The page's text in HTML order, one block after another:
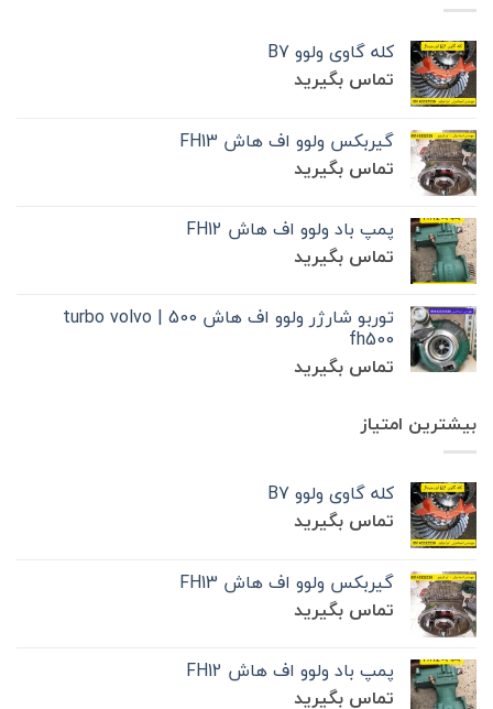
کله گاوی ولوو B7
تماس بگیرید
گیربکس ولوو اف هاش FH13
تماس بگیرید
پمپ باد ولوو اف هاش FH12
تماس بگیرید
توربو شارژر ولوو اف هاش 500 | turbo volvo
fh500
تماس بگیرید
بیشترین امتیاز
کله گاوی ولوو B7
تماس بگیرید
گیربکس ولوو اف هاش FH13
تماس بگیرید
پمپ باد ولوو اف هاش FH12
تماس بگیرید